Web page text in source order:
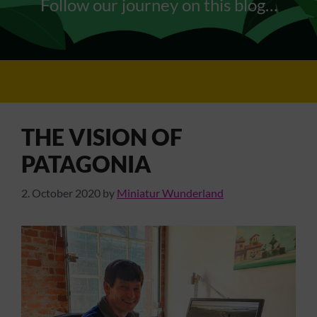
Follow our journey on this blog…
THE VISION OF
PATAGONIA
2. October 2020 by Miniatur Wunderland